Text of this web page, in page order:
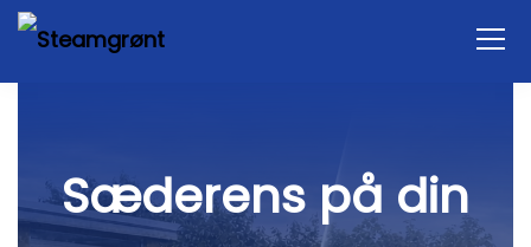
Sæderens på din